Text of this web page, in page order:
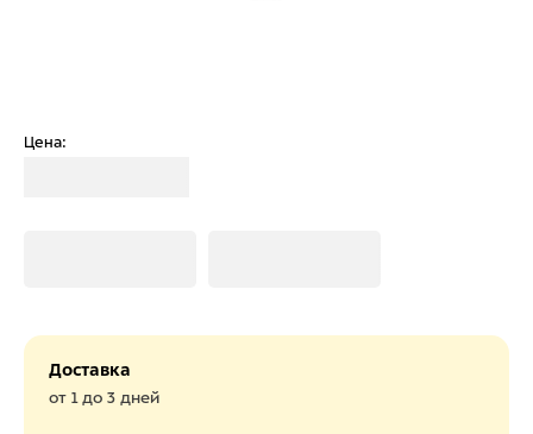
Цена:
Доставка
от 1 до 3 дней